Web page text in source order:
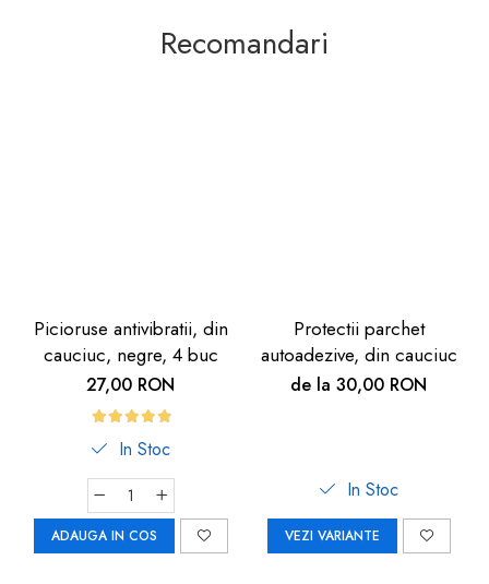
Recomandari
Picioruse antivibratii, din
cauciuc, negre, 4 buc
27,00 RON
In Stoc
ADAUGA IN COS
Protectii parchet
autoadezive, din cauciuc
de la 30,00 RON
In Stoc
VEZI VARIANTE